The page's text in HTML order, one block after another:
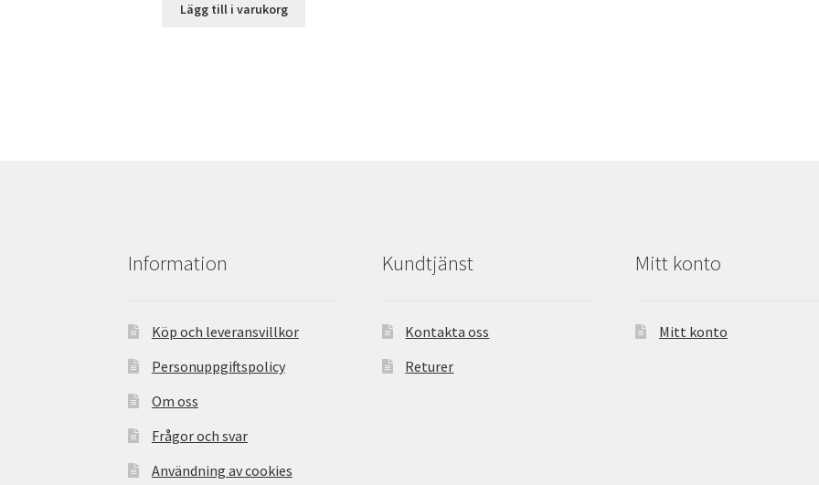
Lägg till i varukorg
Information
Köp och leveransvillkor
Personuppgiftspolicy
Om oss
Frågor och svar
Användning av cookies
Kundtjänst
Kontakta oss
Returer
Mitt konto
Mitt konto